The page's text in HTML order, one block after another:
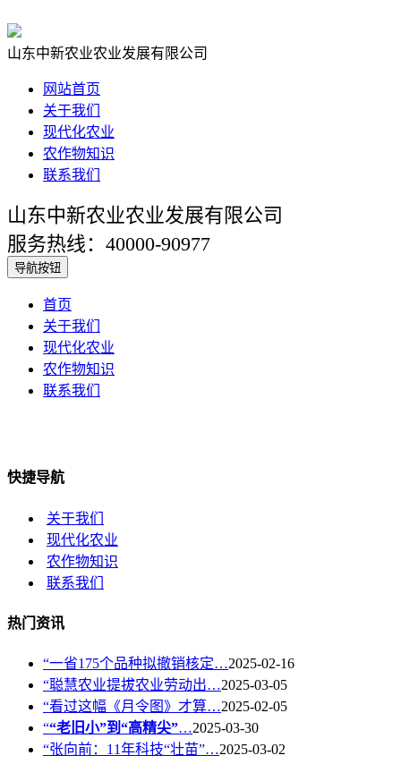
山东中新农业农业发展有限公司
网站首页
关于我们
现代化农业
农作物知识
联系我们
山东中新农业农业发展有限公司
服务热线：40000-90977
导航按钮
首页
关于我们
现代化农业
农作物知识
联系我们
快捷导航
关于我们
现代化农业
农作物知识
联系我们
热门资讯
“一省175个品种拟撤销核定…2025-02-16
“聪慧农业提拔农业劳动出…2025-03-05
“看过这幅《月令图》才算…2025-02-05
““老旧小”到“高精尖”…2025-03-30
“张向前：11年科技“壮苗”…2025-03-02